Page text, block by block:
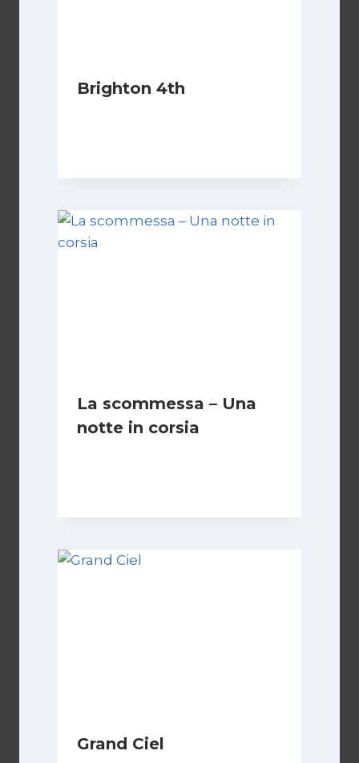
Brighton 4th
La scommessa – Una
notte in corsia
Grand Ciel